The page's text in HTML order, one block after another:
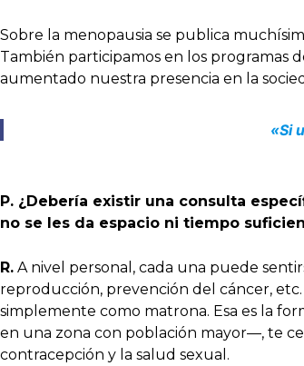
Sobre la menopausia se publica
También participamos en los programas
aumentado nuestra presencia en la
«Si
P. ¿Debería existir una consulta
no se les da espacio ni tiempo
R. A nivel personal, cada una puede
reproducción, prevención del cáncer,
simplemente como matrona. Esa es la
en una zona con población mayor—, te
contracepción y la salud sexual.